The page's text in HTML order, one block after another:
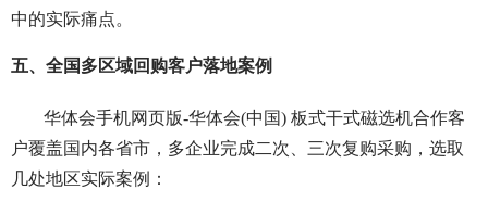
中的实际痛点。
五、全国多区域回购客户落地案例
华体会手机网页版-华体会(中国) 板式干式磁选机合作客
户覆盖国内各省市，多企业完成二次、三次复购采购，选取
几处地区实际案例：